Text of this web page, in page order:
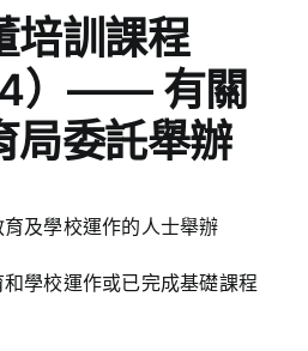
培訓課程
）—— 有關
局委託舉辦
及學校運作的人士舉辦
學校運作或已完成基礎課程